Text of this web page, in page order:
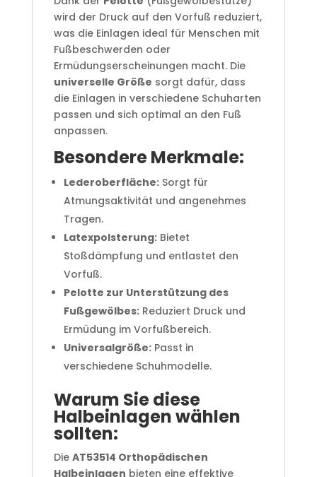
wird der Druck auf den Vorfuß reduziert,
was die Einlagen ideal für Menschen mit
Fußbeschwerden oder
Ermüdungserscheinungen macht. Die
universelle Größe sorgt dafür, dass
die Einlagen in verschiedene Schuharten
passen und sich optimal an den Fuß
anpassen.
Besondere Merkmale:
Lederoberfläche:Sorgt für
Atmungsaktivität und angenehmes
Tragen.
Latexpolsterung:Bietet
Stoßdämpfung und entlastet den
Vorfuß.
Pelotte zur Unterstützung des
Fußgewölbes:Reduziert Druck und
Ermüdung im Vorfußbereich.
Universalgröße:Passt in
verschiedene Schuhmodelle.
Warum Sie diese
Halbeinlagen wählen
sollten:
Die AT53514 Orthopädischen
Halbeinlagen bieten eine effektive